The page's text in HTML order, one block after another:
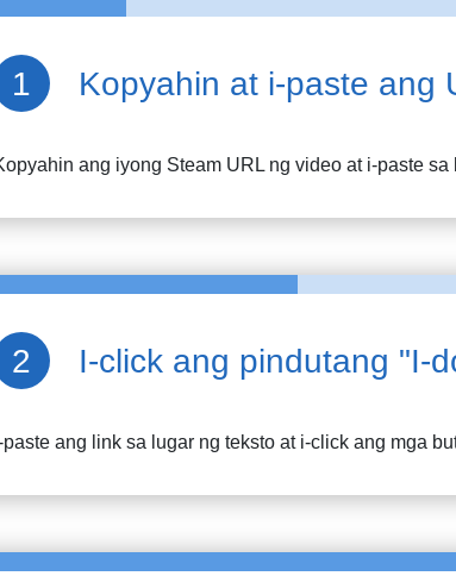
Kopyahin at i-paste ang
ang iyong Steam URL ng video at i-paste
I-click ang pindutang "I-
paste ang link sa lugar ng teksto at i-click ang mga